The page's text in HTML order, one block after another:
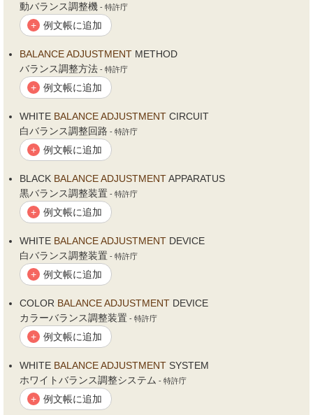
動バランス調整機 - 特許庁
+ 例文帳に追加
BALANCEADJUSTMENT METHOD
バランス調整方法 - 特許庁
+ 例文帳に追加
WHITE BALANCEADJUSTMENT CIRCUIT
白バランス調整回路 - 特許庁
+ 例文帳に追加
BLACK BALANCEADJUSTMENTAPPARATUS
黒バランス調整装置 - 特許庁
+ 例文帳に追加
WHITE BALANCEADJUSTMENT DEVICE
白バランス調整装置 - 特許庁
+ 例文帳に追加
COLOR BALANCEADJUSTMENT DEVICE
カラーバランス調整装置 - 特許庁
+ 例文帳に追加
WHITE BALANCEADJUSTMENT SYSTEM
ホワイトバランス調整システム - 特許庁
+ 例文帳に追加